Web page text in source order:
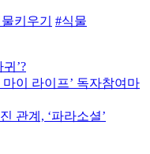
키우기
#식물
’?
이 라이프’ 독자참여마
관계, ‘파라소셜’